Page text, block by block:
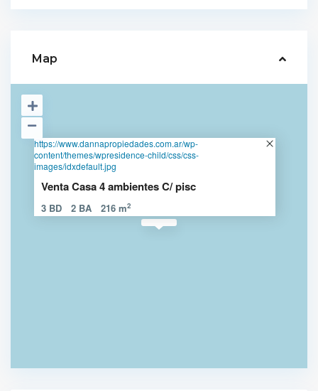
Map
https://www.dannapropiedades.com.ar/wp-
content/themes/wpresidence-child/css/css-
images/idxdefault.jpg
Venta Casa 4 ambientes C/ pisc
3 BD 2 BA 216 m2